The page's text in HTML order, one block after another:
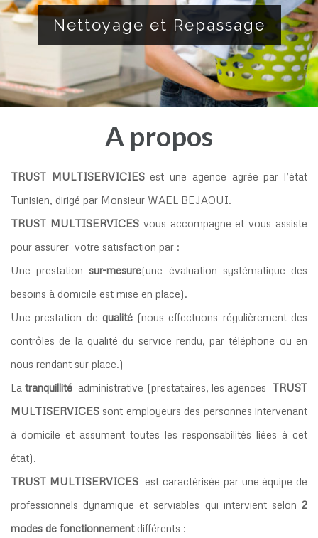
Nettoyage et Repassage
A propos
TRUST MULTISERVICIES est une agence agrée par l’état
Tunisien, dirigé par Monsieur WAEL BEJAOUI.
TRUST MULTISERVICES vous accompagne et vous assiste
pour assurer votre satisfaction par :
Une prestation sur-mesure(une évaluation systématique des
besoins à domicile est mise en place).
Une prestation de qualité (nous effectuons régulièrement des
contrôles de la qualité du service rendu, par téléphone ou en
nous rendant sur place.)
Latranquillité administrative (prestataires, les agences TRUST
MULTISERVICES sont employeurs des personnes intervenant
à domicile et assument toutes les responsabilités liées à cet
état).
TRUST MULTISERVICESest caractérisée par une équipe de
professionnels dynamique et serviables qui intervient selon 2
modes de fonctionnementdifférents :